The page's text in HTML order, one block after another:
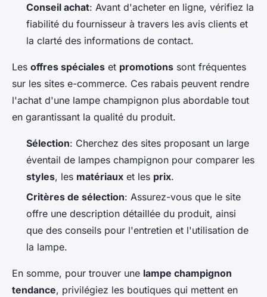
Conseil achat: Avant d'acheter en ligne, vérifiez la
fiabilité du fournisseur à travers les avis clients et
la clarté des informations de contact.
Les offres spéciales et promotions sont fréquentes
sur les sites e-commerce. Ces rabais peuvent rendre
l'achat d'une lampe champignon plus abordable tout
en garantissant la qualité du produit.
Sélection: Cherchez des sites proposant un large
éventail de lampes champignon pour comparer les
styles, les matériaux et les prix.
Critères de sélection: Assurez-vous que le site
offre une description détaillée du produit, ainsi
que des conseils pour l'entretien et l'utilisation de
la lampe.
En somme, pour trouver une lampe champignon
tendance, privilégiez les boutiques qui mettent en